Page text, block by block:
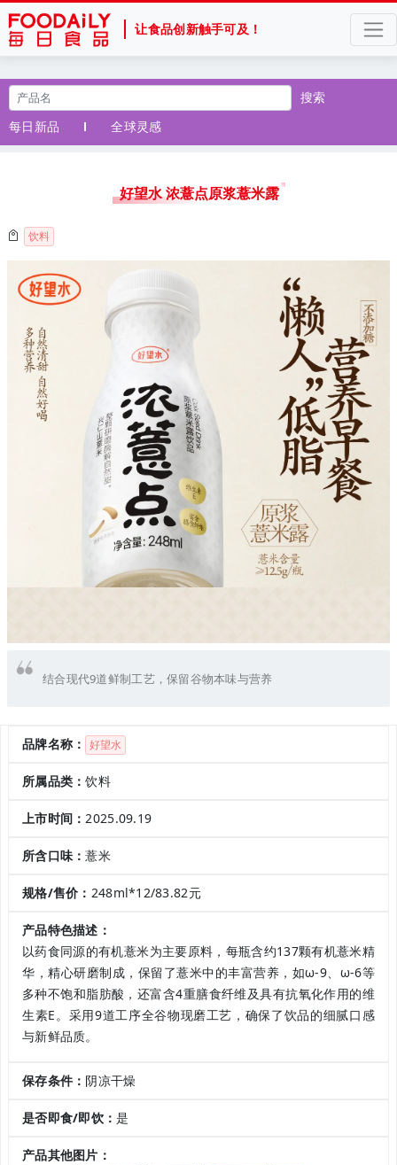
让食品创新触手可及！
搜索
每日新品
全球灵感
好望水 浓薏点原浆薏米露
饮料
结合现代9道鲜制工艺，保留谷物本味与营养
品牌名称： 好望水
所属品类：饮料
上市时间：2025.09.19
所含口味：薏米
规格/售价： 248ml*12/83.82元
产品特色描述：
以药食同源的有机薏米为主要原料，每瓶含约137颗有机薏米精
华，精心研磨制成，保留了薏米中的丰富营养，如ω-9、ω-6等
多种不饱和脂肪酸，还富含4重膳食纤维及具有抗氧化作用的维
生素E。采用9道工序全谷物现磨工艺，确保了饮品的细腻口感
与新鲜品质。
保存条件： 阴凉干燥
是否即食/即饮：是
产品其他图片：